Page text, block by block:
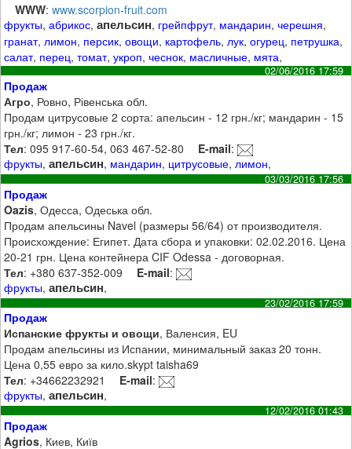
WWW:www.scorpion-fruit.com
фрукты,абрикос,апельсин, грейпфрут, мандарин,черешня,
гранат, лимон, персик,овощи, картофель, лук,огурец, петрушка,
салат, перец,томат,укроп,чеснок, масличные, мята,
02/06/2016 17:59
Продаж
Агро, Ровно, Рівенська обл.
Продам цитрусовые 2 сорта: апельсин - 12 грн./кг; мандарин - 15
грн./кг; лимон - 23 грн./кг.
Тел: 095 917-60-54, 063 467-52-80 E-mail:
фрукты,апельсин, мандарин, цитрусовые,лимон,
03/03/2016 17:56
Продаж
Oazis, Одесса, Одеська обл.
Продам апельсины Navel (размеры 56/64) от производителя.
Происхождение: Египет. Дата сбора и упаковки: 02.02.2016. Цена
20-21 грн. Цена контейнера CIF Odessa - договорная.
Тел: +380 637-352-009 E-mail:
фрукты,апельсин,
23/02/2016 17:59
Продаж
Испанские фрукты и овощи, Валенсия, EU
Продам апельсины из Испании, минимальный заказ 20 тонн.
Цена 0,55 евро за кило.skypt taisha69
Тел: +34662232921 E-mail:
фрукты,апельсин,
12/02/2016 01:43
Продаж
Agrios, Киев, Київ